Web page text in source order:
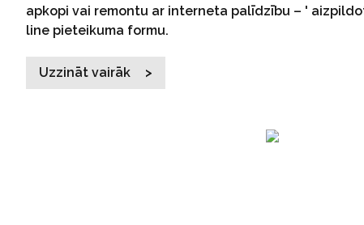
apkopi vai remontu ar interneta palīdzību – '
line pieteikuma formu.
Uzzināt vairāk >